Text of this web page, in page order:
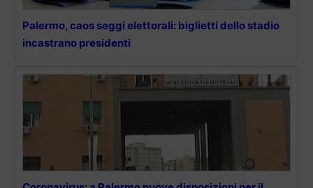
Palermo, caos seggi elettorali: biglietti dello stadio
incastrano presidenti